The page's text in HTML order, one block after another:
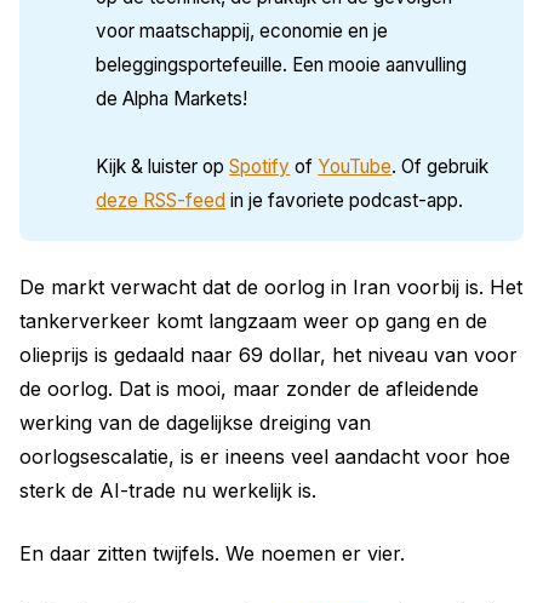
voor maatschappij, economie en je
beleggingsportefeuille. Een mooie aanvulling
de Alpha Markets!
Kijk & luister opSpotify ofYouTube. Of gebruik
deze RSS-feed in je favoriete podcast-app.
De markt verwacht dat de oorlog in Iran voorbij is. Het
tankerverkeer komt langzaam weer op gang en de
olieprijs is gedaald naar 69 dollar, het niveau van voor
de oorlog. Dat is mooi, maar zonder de afleidende
werking van de dagelijkse dreiging van
oorlogsescalatie, is er ineens veel aandacht voor hoe
sterk de AI-trade nu werkelijk is.
En daar zitten twijfels. We noemen er vier.